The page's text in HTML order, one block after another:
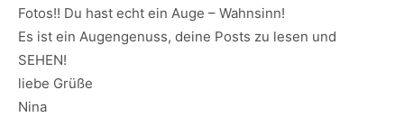
Fotos!! Du hast echt ein Auge – Wahnsinn!
Es ist ein Augengenuss, deine Posts zu lesen und
SEHEN!
liebe Grüße
Nina